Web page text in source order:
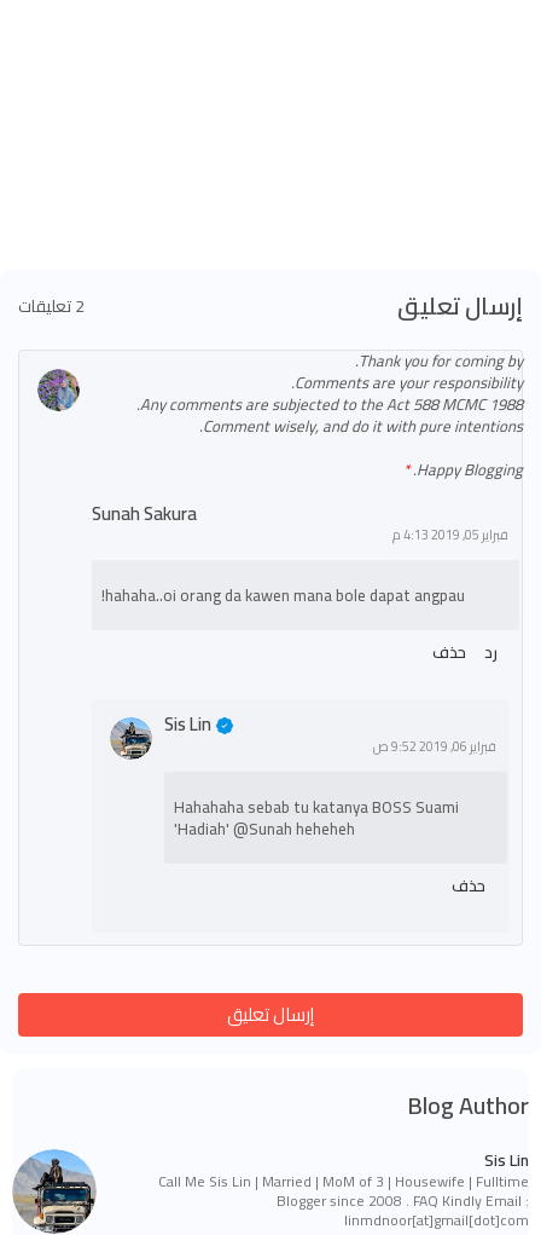
إرسال تعليق 2 تعليقات
Thank you for coming by.
Comments are your responsibility.
Any comments are subjected to the Act 588 MCMC 1988.
Comment wisely, and do it with pure intentions.
Happy Blogging.
Sunah Sakura
فبراير 05, 2019 4:13 م
hahaha..oi orang da kawen mana bole dapat angpau!
رد
حذف
Sis Lin
فبراير 06, 2019 9:52 ص
Hahahaha sebab tu katanya BOSS Suami
'Hadiah' @Sunah heheheh
حذف
إرسال تعليق
Blog Author
Sis Lin
Call Me Sis Lin | Married | MoM of 3 | Housewife | Fulltime
Blogger since 2008 . FAQ Kindly Email :
linmdnoor[at]gmail[dot]com